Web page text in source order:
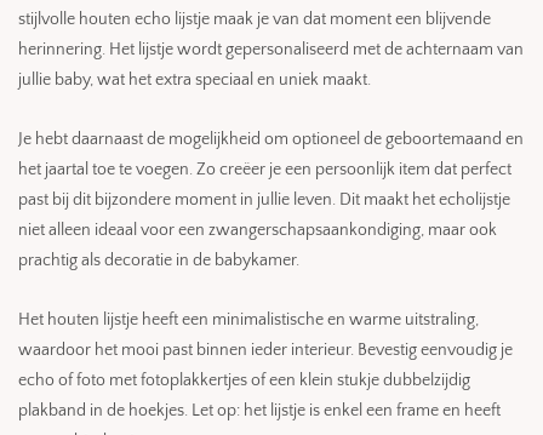
stijlvolle houten echo lijstje maak je van dat moment een blijvende
herinnering. Het lijstje wordt gepersonaliseerd met de achternaam van
jullie baby, wat het extra speciaal en uniek maakt.
Je hebt daarnaast de mogelijkheid om optioneel de geboortemaand en
het jaartal toe te voegen. Zo creëer je een persoonlijk item dat perfect
past bij dit bijzondere moment in jullie leven. Dit maakt het echolijstje
niet alleen ideaal voor een zwangerschapsaankondiging, maar ook
prachtig als decoratie in de babykamer.
Het houten lijstje heeft een minimalistische en warme uitstraling,
waardoor het mooi past binnen ieder interieur. Bevestig eenvoudig je
echo of foto met fotoplakkertjes of een klein stukje dubbelzijdig
plakband in de hoekjes. Let op: het lijstje is enkel een frame en heeft